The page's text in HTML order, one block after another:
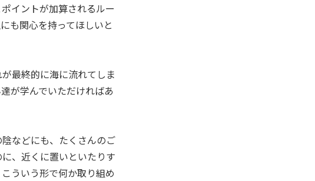
イントが加算されるルー
も関心を持ってほしいと
最終的に海に流れてしま
が学んでいただければあ
などにも、たくさんのご
、近くに置いといたりす
ういう形で何か取り組め